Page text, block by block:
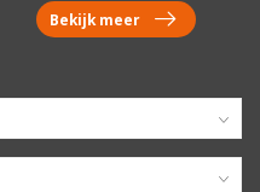
Bekijk meer